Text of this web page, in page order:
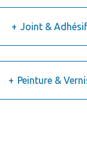
Joint & Adhésif
Peinture &